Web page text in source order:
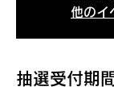
他のイ
抽選受付期間